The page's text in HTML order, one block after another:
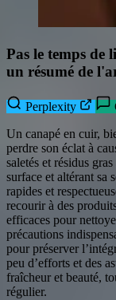
Pas le temps de
un résumé de
Perplexity
Un canapé en cuir,
perdre son éclat à
saletés et résidus
surface et altérant sa
rapides et
recourir à des
efficaces pour
précautions
pour préserver
peu d’efforts et des
fraîcheur et beauté,
régulier.